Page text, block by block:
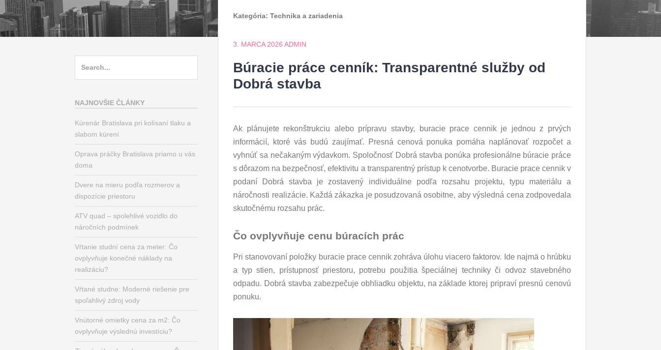
Kategória:Technika a zariadenia
3. MARCA 2026 ADMIN
Búracie práce cenník: Transparentné služby od
Dobrá stavba
Ak plánujete rekonštrukciu alebo prípravu stavby, buracie prace cennik je jednou z prvých
informácií, ktoré vás budú zaujímať. Presná cenová ponuka pomáha naplánovať rozpočet a
vyhnúť sa nečakaným výdavkom. Spoločnosť Dobrá stavba ponúka profesionálne búracie práce
s dôrazom na bezpečnosť, efektivitu a transparentný prístup k cenotvorbe. Buracie prace cennik v
podaní Dobrá stavba je zostavený individuálne podľa rozsahu projektu, typu materiálu a
náročnosti realizácie. Každá zákazka je posudzovaná osobitne, aby výsledná cena zodpovedala
skutočnému rozsahu prác.
Čo ovplyvňuje cenu búracích prác
Pri stanovovaní položky buracie prace cennik zohráva úlohu viacero faktorov. Ide najmä o hrúbku
a typ stien, prístupnosť priestoru, potrebu použitia špeciálnej techniky či odvoz stavebného
odpadu. Dobrá stavba zabezpečuje obhliadku objektu, na základe ktorej pripraví presnú cenovú
ponuku.
NAJNOVŠIE ČLÁNKY
Kúrenár Bratislava pri kolísaní tlaku a
slabom kúrení
Oprava práčky Bratislava priamo u vás
doma
Dvere na mieru podľa rozmerov a
dispozície priestoru
ATV quad – spolehlivé vozidlo do
náročních podmínek
Vŕtanie studní cena za meter: Čo
ovplyvňuje konečné náklady na
realizáciu?
Vŕtané studne: Moderné riešenie pre
spoľahlivý zdroj vody
Vnútorné omietky cena za m2: Čo
ovplyvňuje výslednú investíciu?